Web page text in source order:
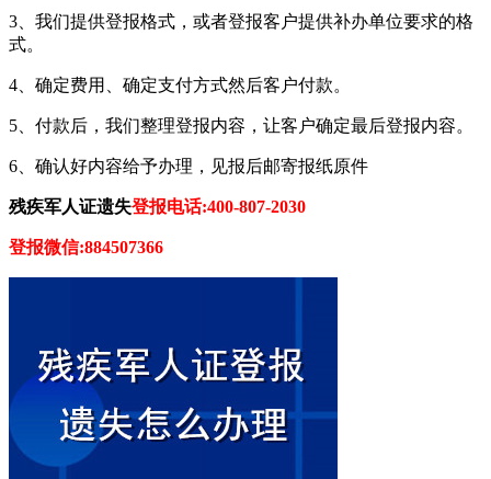
3、我们提供登报格式，或者登报客户提供补办单位要求的格
式。
4、确定费用、确定支付方式然后客户付款。
5、付款后，我们整理登报内容，让客户确定最后登报内容。
6、确认好内容给予办理，见报后邮寄报纸原件
残疾军人证遗失登报电话:400-807-2030
登报微信:884507366